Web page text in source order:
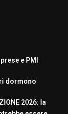
e PMI
dormono
2026: la